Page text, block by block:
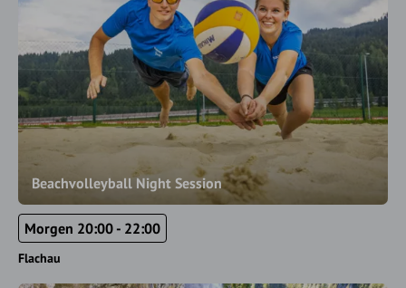
Beachvolleyball Night Session
Morgen 20:00 - 22:00
Flachau